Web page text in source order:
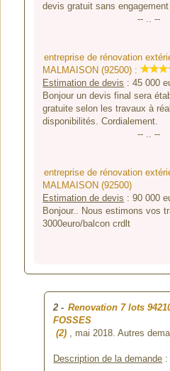
devis gratuit sans
-- .. --
entreprise de rénovation
MALMAISON (92500) :
Estimation de devis :45 000
Bonjour un devis final sera
gratuite selon les travaux à
disponibilités. Cordialement.
-- .. --
entreprise de rénovation
MALMAISON (92500)
Estimation de devis :90 000
Bonjour.. Nous estimons vos
3000euro/balcon crdlt
2 - Renovation 7 lots
FOSSES
(2) , mai 2018. Autres
Description de la demande :